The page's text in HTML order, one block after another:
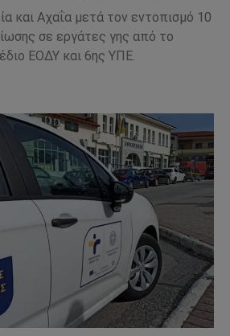
και Αχαΐα μετά τον εντοπισμό 10
σε εργάτες γης από το
ΕΟΔΥ και 6ης ΥΠΕ.